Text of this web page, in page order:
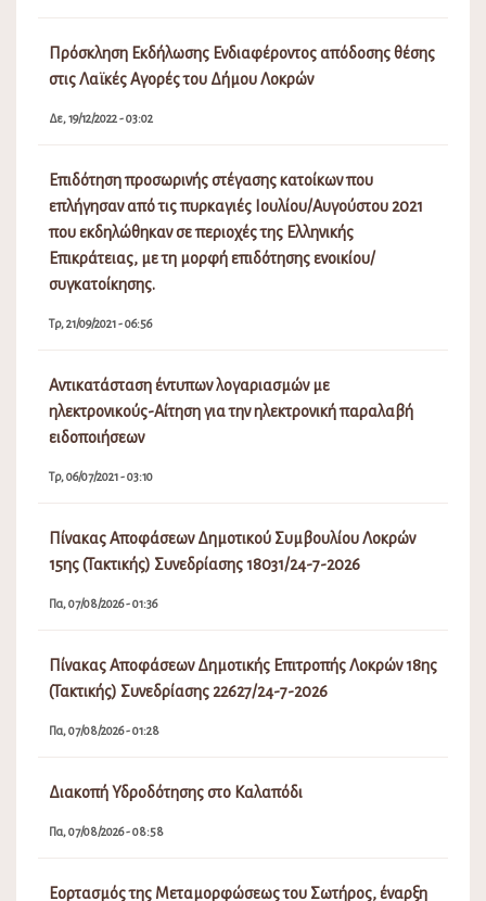
Πρόσκληση Εκδήλωσης Ενδιαφέροντος απόδοσης θέσης
στις Λαϊκές Αγορές του Δήμου Λοκρών
Δε, 19/12/2022 - 03:02
Επιδότηση προσωρινής στέγασης κατοίκων που
επλήγησαν από τις πυρκαγιές Ιουλίου/Αυγούστου 2021
που εκδηλώθηκαν σε περιοχές της Ελληνικής
Επικράτειας, με τη μορφή επιδότησης ενοικίου/
συγκατοίκησης.
Τρ, 21/09/2021 - 06:56
Αντικατάσταση έντυπων λογαριασμών με
ηλεκτρονικούς-Αίτηση για την ηλεκτρονική παραλαβή
ειδοποιήσεων
Τρ, 06/07/2021 - 03:10
Πίνακας Αποφάσεων Δημοτικού Συμβουλίου Λοκρών
15ης (Τακτικής) Συνεδρίασης 18031/24-7-2026
Πα, 07/08/2026 - 01:36
Πίνακας Αποφάσεων Δημοτικής Επιτροπής Λοκρών 18ης
(Τακτικής) Συνεδρίασης 22627/24-7-2026
Πα, 07/08/2026 - 01:28
Διακοπή Υδροδότησης στο Καλαπόδι
Πα, 07/08/2026 - 08:58
Εορτασμός της Μεταμορφώσεως του Σωτήρος, έναρξη